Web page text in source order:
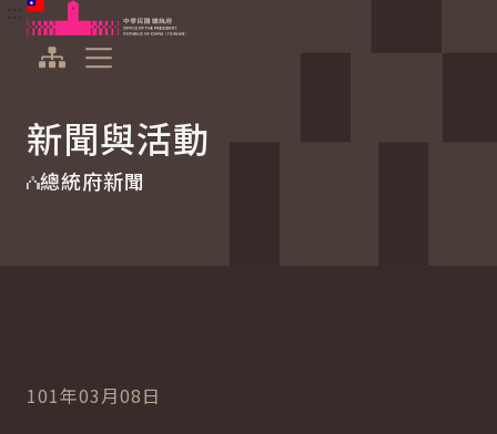
跳到主要內容
中華民國總統府
新聞與活動
總統府新聞
101年03月08日